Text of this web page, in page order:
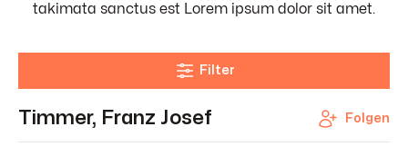
takimata sanctus est Lorem ipsum dolor sit amet.
Filter
Timmer, Franz Josef Folgen